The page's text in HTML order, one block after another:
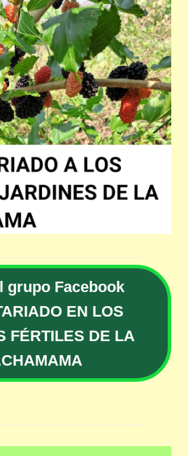
grupo Facebook
EN LOS
FÉRTILES DE LA